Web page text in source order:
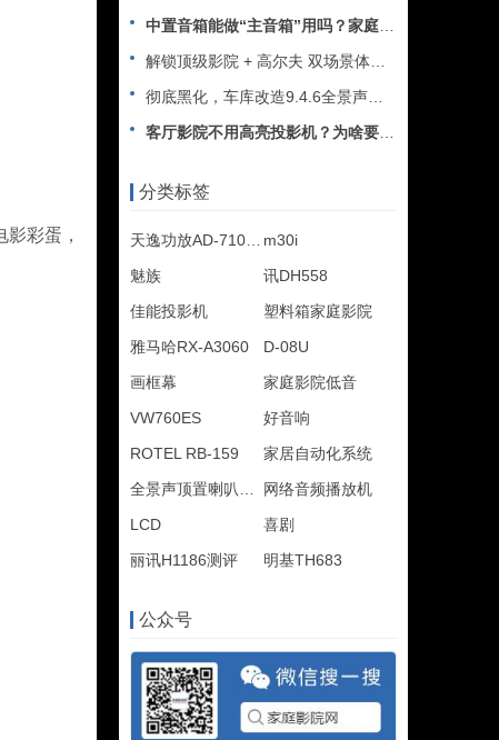
彩蛋，
中置音箱能做“主音箱”用吗？家庭影院十万个为什么
解锁顶级影院 + 高尔夫 双场景体验 —— 德国 ASCEN
彻底黑化，车库改造9.4.6全景声家庭影院
客厅影院不用高亮投影机？为啥要用抗光幕？
分类标签
m30i
魅族
讯DH558
佳能投影机
塑料箱家庭影院
雅马哈RX-A3060
D-08U
画框幕
家庭影院低音
VW760ES
好音响
ROTEL RB-159
家居自动化系统
网络音频播放机
LCD
喜剧
丽讯H1186测评
明基TH683
公众号